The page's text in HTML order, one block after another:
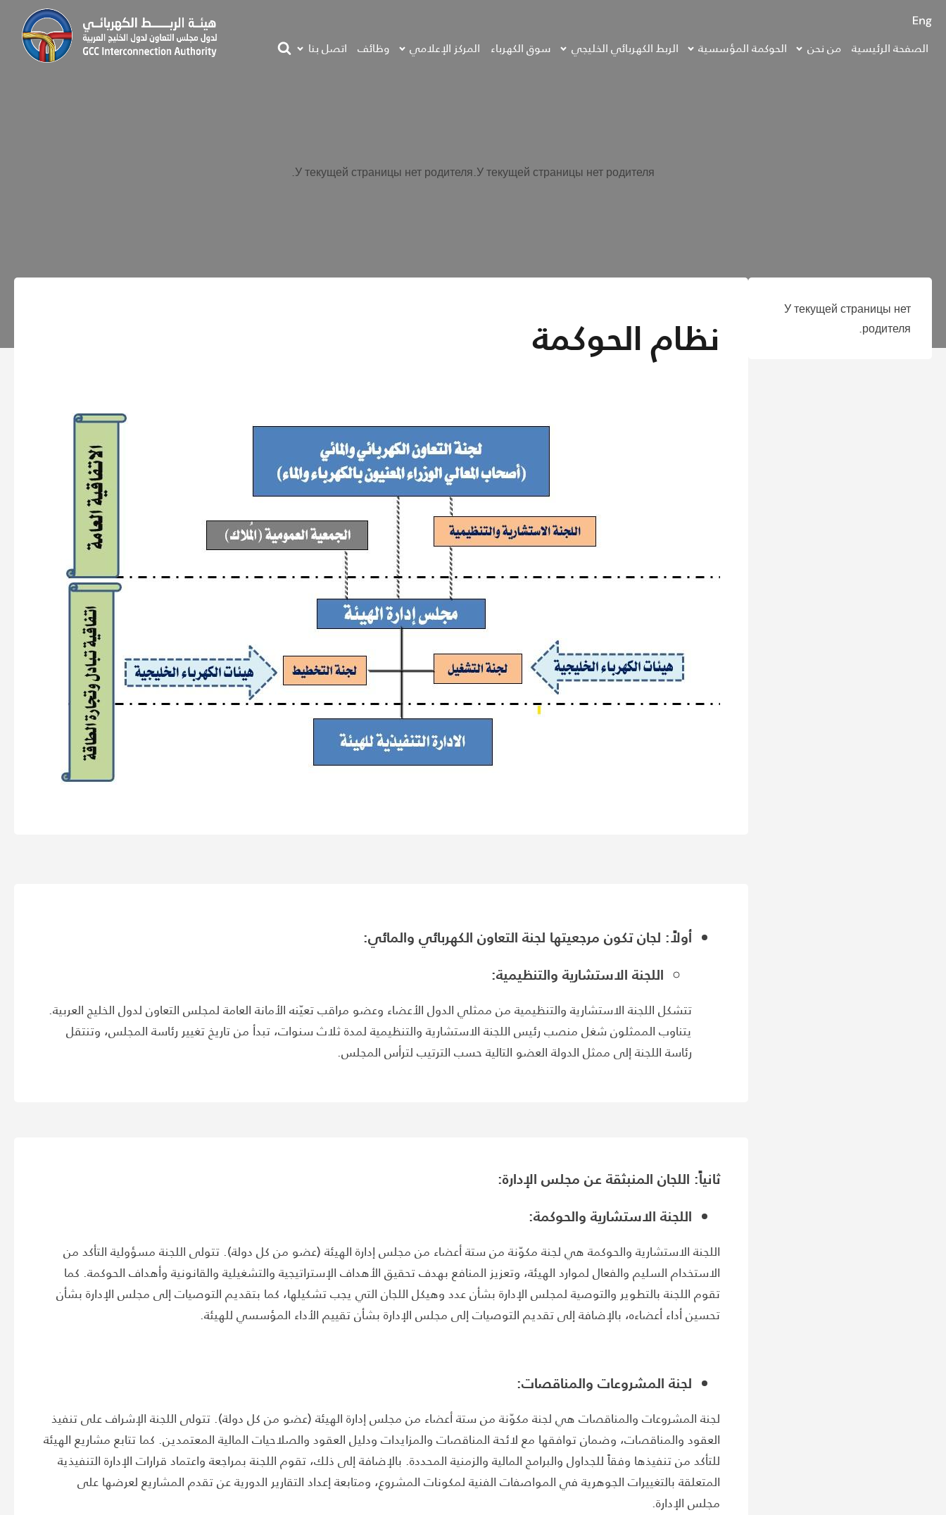
الصفحة الرئيسية من نحن الحوكمة المؤسسية الربط الكهربائي الخليجي سوق الكهرباء المركز الإعلامي وظائف اتصل بنا
У текущей страницы нет родителя.У текущей страницы нет родителя.
У текущей страницы нет
родителя.
نظام الحوكمة
أولاً: لجان تكون مرجعيتها لجنة التعاون الكهربائي والمائي:
اللجنة الاستشارية والتنظيمية:
تتشكل اللجنة الاستشارية والتنظيمية من ممثلي الدول الأعضاء وعضو مراقب تعيّنه الأمانة العامة لمجلس التعاون لدول الخليج العربية.
يتناوب الممثلون شغل منصب رئيس اللجنة الاستشارية والتنظيمية لمدة ثلاث سنوات، تبدأ من تاريخ تغيير رئاسة المجلس، وتنتقل
رئاسة اللجنة إلى ممثل الدولة العضو التالية حسب الترتيب لترأس المجلس.
ثانياً: اللجان المنبثقة عن مجلس الإدارة:
اللجنة الاستشارية والحوكمة:
اللجنة الاستشارية والحوكمة هي لجنة مكوّنة من ستة أعضاء من مجلس إدارة الهيئة (عضو من كل دولة). تتولى اللجنة مسؤولية التأكد من
الاستخدام السليم والفعال لموارد الهيئة، وتعزيز المنافع بهدف تحقيق الأهداف الإستراتيجية والتشغيلية والقانونية وأهداف الحوكمة. كما
تقوم اللجنة بالتطوير والتوصية لمجلس الإدارة بشأن عدد وهيكل اللجان التي يجب تشكيلها، كما بتقديم التوصيات إلى مجلس الإدارة بشأن
تحسين أداء أعضاءه، بالإضافة إلى تقديم التوصيات إلى مجلس الإدارة بشأن تقييم الأداء المؤسسي للهيئة.
لجنة المشروعات والمناقصات:
لجنة المشروعات والمناقصات هي لجنة مكوّنة من ستة أعضاء من مجلس إدارة الهيئة (عضو من كل دولة). تتولى اللجنة الإشراف على تنفيذ
العقود والمناقصات، وضمان توافقها مع لائحة المناقصات والمزايدات ودليل العقود والصلاحيات المالية المعتمدين. كما تتابع مشاريع الهيئة
للتأكد من تنفيذها وفقاً للجداول والبرامج المالية والزمنية المحددة. بالإضافة إلى ذلك، تقوم اللجنة بمراجعة واعتماد قرارات الإدارة التنفيذية
المتعلقة بالتغييرات الجوهرية في المواصفات الفنية لمكونات المشروع، ومتابعة إعداد التقارير الدورية عن تقدم المشاريع لعرضها على
مجلس الإدارة.